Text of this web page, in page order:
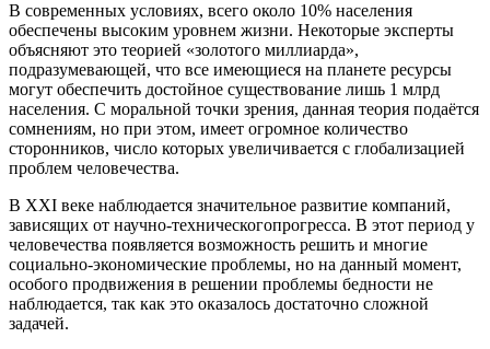
В современных условиях, всего около 10% населения
обеспечены высоким уровнем жизни. Некоторые эксперты
объясняют это теорией «золотого миллиарда»,
подразумевающей, что все имеющиеся на планете ресурсы
могут обеспечить достойное существование лишь 1 млрд
населения. С моральной точки зрения, данная теория подаётся
сомнениям, но при этом, имеет огромное количество
сторонников, число которых увеличивается с глобализацией
проблем человечества.
В XXI веке наблюдается значительное развитие компаний,
зависящих от научно-техническогопрогресса. В этот период у
человечества появляется возможность решить и многие
социально-экономические проблемы, но на данный момент,
особого продвижения в решении проблемы бедности не
наблюдается, так как это оказалось достаточно сложной
задачей.